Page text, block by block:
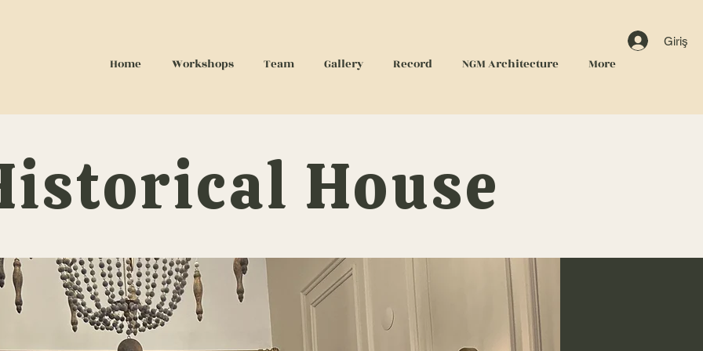
Giriş
Home Workshops Team Gallery Record NGM Architecture More
House